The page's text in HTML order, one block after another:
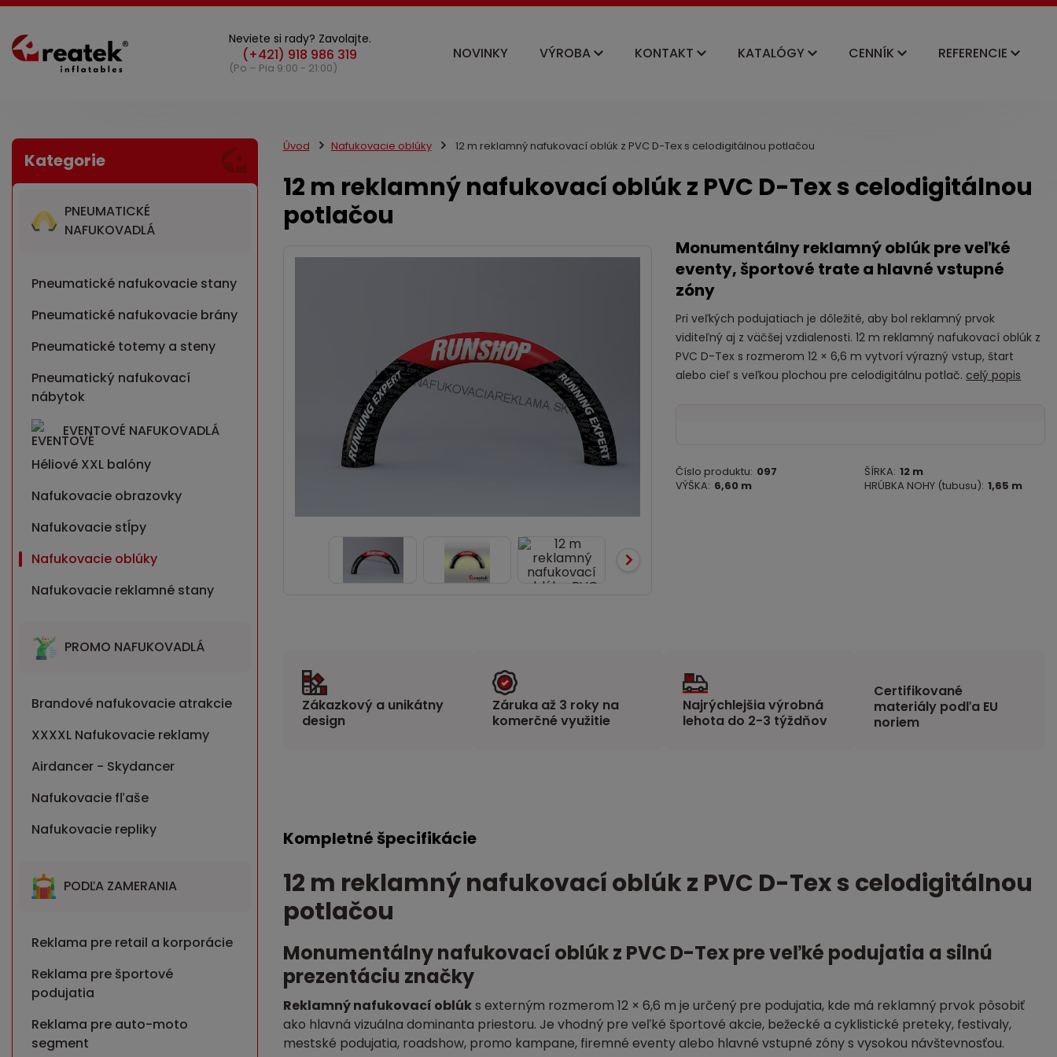
NOVINKY VÝROBA KONTAKT KATALÓGY CENNÍK REFERENCIE
Neviete si rady? Zavolajte.
(Po – Pia 9:00 - 21:00)
PNEUMATICKÉ
NAFUKOVADLÁ
Pneumatické nafukovacie stany
Pneumatické nafukovacie brány
Pneumatické totemy a steny
Pneumatický nafukovací
nábytok
EVENTOVÉ NAFUKOVADLÁ
Héliové XXL balóny
Nafukovacie obrazovky
Nafukovacie stĺpy
Nafukovacie oblúky
Nafukovacie reklamné stany
PROMO NAFUKOVADLÁ
Brandové nafukovacie atrakcie
XXXXL Nafukovacie reklamy
Airdancer - Skydancer
Nafukovacie fľaše
Nafukovacie repliky
PODĽA ZAMERANIA
Reklama pre retail a korporácie
Reklama pre športové
podujatia
Reklama pre auto-moto
segment
Úvod Nafukovacie oblúky 12 m reklamný nafukovací oblúk z PVC D-Tex s celodigitálnou potlačou
12 m reklamný nafukovací oblúk z PVC D-Tex s celodigitálnou
potlačou
Monumentálny reklamný oblúk pre veľké
eventy, športové trate a hlavné vstupné
zóny
Pri veľkých podujatiach je dôležité, aby bol reklamný prvok
viditeľný aj z väčšej vzdialenosti. 12 m reklamný nafukovací oblúk z
PVC D-Tex s rozmerom 12 × 6,6 m vytvorí výrazný vstup, štart
alebo cieľ s veľkou plochou pre celodigitálnu potlač. celý popis
Číslo produktu: 097 ŠÍRKA: 12 m
VÝŠKA: 6,60 m HRÚBKA NOHY (tubusu): 1,65 m
Zákazkový a unikátny
design
Záruka až 3 roky na
komerčné využitie
Najrýchlejšia výrobná
lehota do 2-3 týždňov
Certifikované
materiály podľa EU
noriem
Kompletné špecifikácie
12 m reklamný nafukovací oblúk z PVC D-Tex s celodigitálnou
potlačou
Monumentálny nafukovací oblúk z PVC D-Tex pre veľké podujatia a silnú
prezentáciu značky
Reklamný nafukovací oblúks externým rozmerom 12 × 6,6 m je určený pre podujatia, kde má reklamný prvok pôsobiť
ako hlavná vizuálna dominanta priestoru. Je vhodný pre veľké športové akcie, bežecké a cyklistické preteky, festivaly,
mestské podujatia, roadshow, promo kampane, firemné eventy alebo hlavné vstupné zóny s vysokou návštevnosťou.